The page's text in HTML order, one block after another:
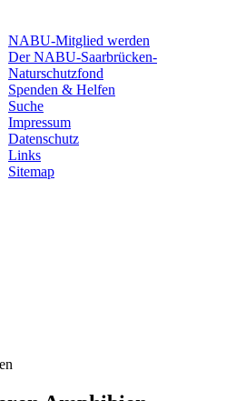
NABU-Mitglied werden
Der NABU-Saarbrücken-
Naturschutzfond
Spenden & Helfen
Suche
Impressum
Datenschutz
Links
Sitemap